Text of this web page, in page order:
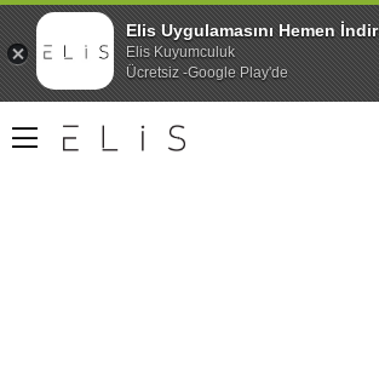
Elis Uygulamasını Hemen İndir
Elis Kuyumculuk
Ücretsiz -Google Play'de